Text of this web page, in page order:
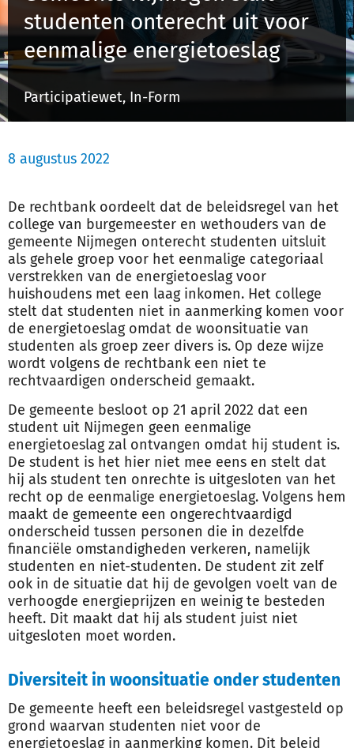
Inloggen
Registreren
studenten onterecht uit voor
eenmalige energietoeslag
Participatiewet, In-Form
8 augustus 2022
De rechtbank oordeelt dat de beleidsregel van het
college van burgemeester en wethouders van de
gemeente Nijmegen onterecht studenten uitsluit
als gehele groep voor het eenmalige categoriaal
verstrekken van de energietoeslag voor
huishoudens met een laag inkomen. Het college
stelt dat studenten niet in aanmerking komen voor
de energietoeslag omdat de woonsituatie van
studenten als groep zeer divers is. Op deze wijze
wordt volgens de rechtbank een niet te
rechtvaardigen onderscheid gemaakt.
De gemeente besloot op 21 april 2022 dat een
student uit Nijmegen geen eenmalige
energietoeslag zal ontvangen omdat hij student is.
De student is het hier niet mee eens en stelt dat
hij als student ten onrechte is uitgesloten van het
recht op de eenmalige energietoeslag. Volgens hem
maakt de gemeente een ongerechtvaardigd
onderscheid tussen personen die in dezelfde
financiële omstandigheden verkeren, namelijk
studenten en niet-studenten. De student zit zelf
ook in de situatie dat hij de gevolgen voelt van de
verhoogde energieprijzen en weinig te besteden
heeft. Dit maakt dat hij als student juist niet
uitgesloten moet worden.
Diversiteit in woonsituatie onder studenten
De gemeente heeft een beleidsregel vastgesteld op
grond waarvan studenten niet voor de
energietoeslag in aanmerking komen. Dit beleid